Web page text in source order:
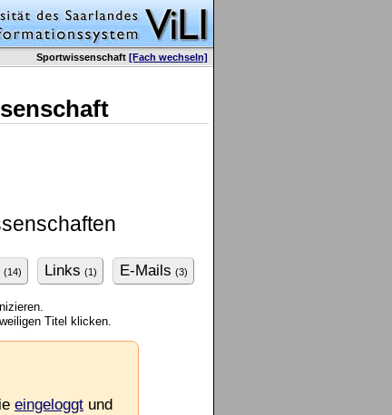
Sportwissenschaft [Fach wechseln]
(14) Links (1) E-Mails (3)
Titel klicken.
eingeloggtund